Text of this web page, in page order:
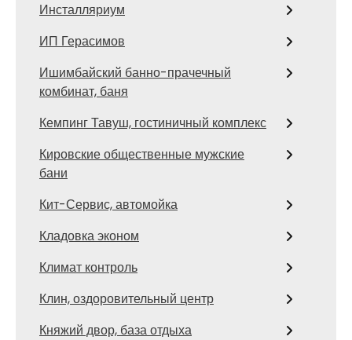
Инсталляриум
ИП Герасимов
Ишимбайский банно-прачечный
комбинат, баня
Кемпинг Тавуш, гостиничный комплекс
Кировские общественные мужские
бани
Кит-Сервис, автомойка
Кладовка эконом
Климат контроль
Клин, оздоровительный центр
Княжий двор, база отдыха